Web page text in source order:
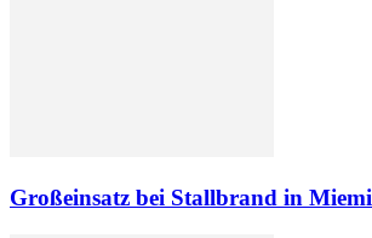
Großeinsatz bei Stallbrand in